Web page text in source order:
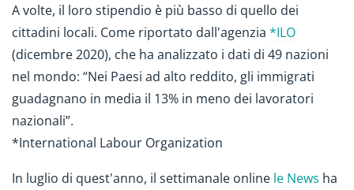
A volte, il loro stipendio è più basso di quello dei
cittadini locali. Come riportato dall'agenzia *ILO
(dicembre 2020), che ha analizzato i dati di 49 nazioni
nel mondo: “Nei Paesi ad alto reddito, gli immigrati
guadagnano in media il 13% in meno dei lavoratori
nazionali”.
*International Labour Organization
In luglio di quest'anno, il settimanale online le News ha